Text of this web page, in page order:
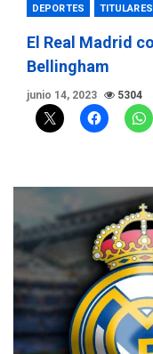
DEPORTES TITULARES
El Real Madrid
Bellingham
junio 14, 2023 5304